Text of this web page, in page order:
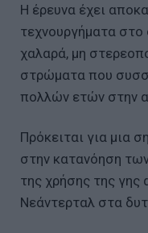
Η έρευνα έχει
τεχνουργήματα στο
χαλαρά, μη
στρώματα που
πολλών ετών στην
Πρόκειται για μια
στην κατανόηση
της χρήσης της
Νεάντερταλ στα